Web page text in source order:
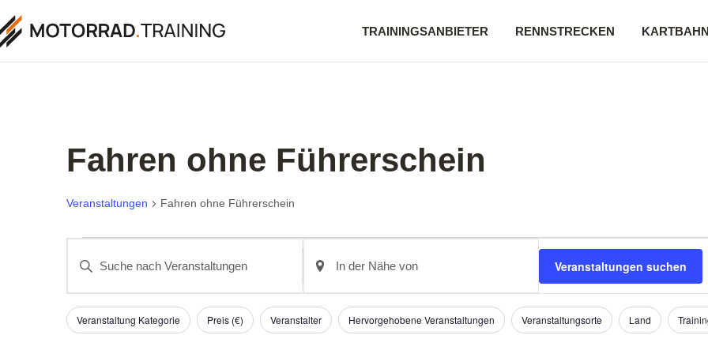
TRAININGSANBIETER RENNSTRECKEN
Fahren ohne Führerschein
Veranstaltungen Fahren ohne Führerschein
Veranstaltungen
Suche
Schlüsselwort
eingeben.
nach
Veranstaltungen
Schlüsselwort.
eingeben.
Suche
nach
Veranstaltungen.
Veranstaltungen suchen
Filter
Das
Veranstaltung Kategorie Preis (€) Veranstalter Hervorgehobene Veranstaltungen Veranstaltungsorte Land